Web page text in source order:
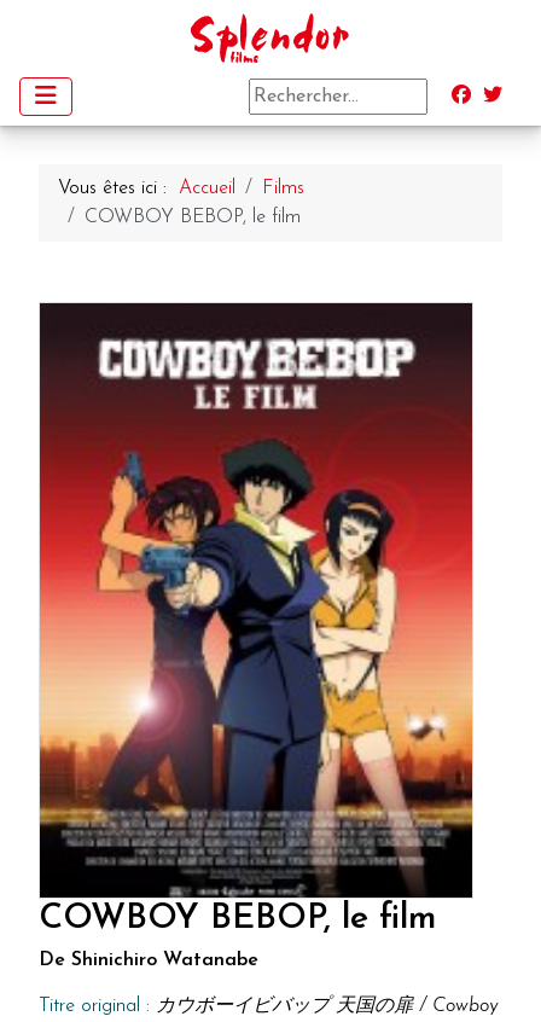
Vous êtes ici : Accueil
Films
COWBOY BEBOP, le film
COWBOY BEBOP, le film
De Shinichiro Watanabe
Titre original : カウボーイビバップ 天国の扉 / Cowboy